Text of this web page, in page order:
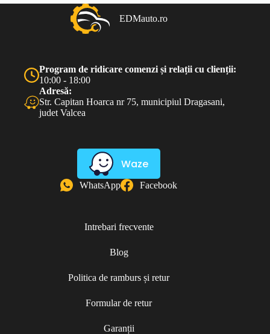
EDMauto.ro
Program de ridicare comenzi și relații cu clienții:
10:00 - 18:00
Adresă:
Str. Capitan Hoarca nr 75, municipiul Dragasani,
judet Valcea
Waze
WhatsApp Facebook
Intrebari frecvente
Blog
Politica de ramburs și retur
Formular de retur
Garanții